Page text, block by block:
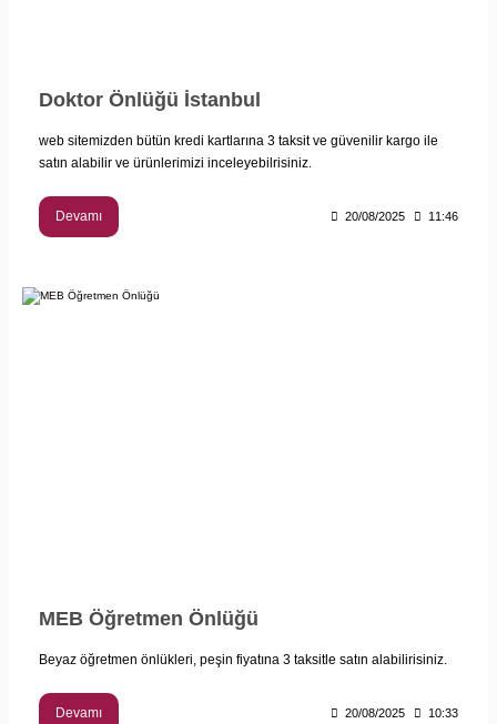
Doktor Önlüğü İstanbul
web sitemizden bütün kredi kartlarına 3 taksit ve güvenilir kargo ile
satın alabilir ve ürünlerimizi inceleyebilrisiniz.
Devamı 20/08/2025 11:46
MEB Öğretmen Önlüğü
Beyaz öğretmen önlükleri, peşin fiyatına 3 taksitle satın alabilirisiniz.
Devamı 20/08/2025 10:33